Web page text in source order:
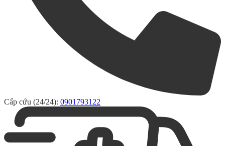
Cấp cứu (24/24): 0901793122